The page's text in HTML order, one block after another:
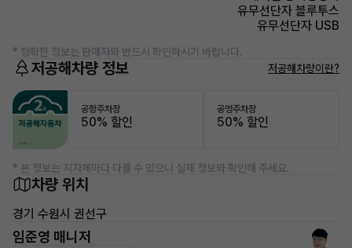
유무선단자 블루투스
유무선단자 USB
* 정확한 정보는 판매자와 반드시 확인하시기 바랍니다.
저공해차량 정보 저공해차량이란?
공항주차장
50% 할인
공영주차장
50% 할인
* 본 정보는 지자체마다 다를 수 있으니 실제 정보와 확인해 주세요.
차량 위치
경기 수원시 권선구
임준영 매니저